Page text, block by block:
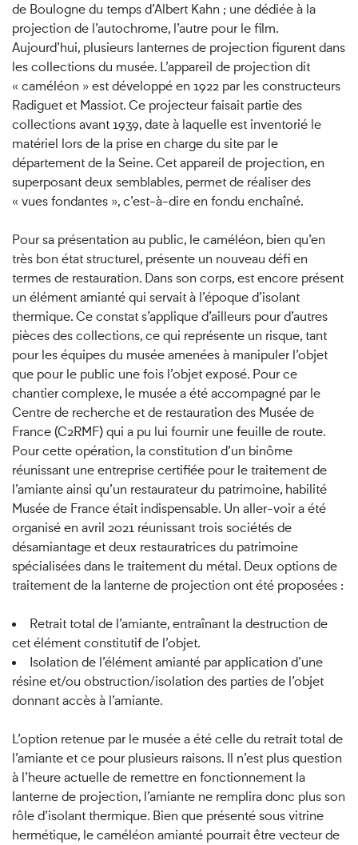
de Boulogne du temps d’Albert Kahn ; une dédiée à la
projection de l’autochrome, l’autre pour le film.
Aujourd’hui, plusieurs lanternes de projection figurent dans
les collections du musée. L’appareil de projection dit
« caméléon » est développé en 1922 par les constructeurs
Radiguet et Massiot. Ce projecteur faisait partie des
collections avant 1939, date à laquelle est inventorié le
matériel lors de la prise en charge du site par le
département de la Seine. Cet appareil de projection, en
superposant deux semblables, permet de réaliser des
« vues fondantes », c’est-à-dire en fondu enchaîné.
Pour sa présentation au public, le caméléon, bien qu’en
très bon état structurel, présente un nouveau défi en
termes de restauration. Dans son corps, est encore présent
un élément amianté qui servait à l’époque d’isolant
thermique. Ce constat s’applique d’ailleurs pour d’autres
pièces des collections, ce qui représente un risque, tant
pour les équipes du musée amenées à manipuler l’objet
que pour le public une fois l’objet exposé. Pour ce
chantier complexe, le musée a été accompagné par le
Centre de recherche et de restauration des Musée de
France (C2RMF) qui a pu lui fournir une feuille de route.
Pour cette opération, la constitution d’un binôme
réunissant une entreprise certifiée pour le traitement de
l’amiante ainsi qu’un restaurateur du patrimoine, habilité
Musée de France était indispensable. Un aller-voir a été
organisé en avril 2021 réunissant trois sociétés de
désamiantage et deux restauratrices du patrimoine
spécialisées dans le traitement du métal. Deux options de
traitement de la lanterne de projection ont été proposées :
Retrait total de l’amiante, entraînant la destruction de
cet élément constitutif de l’objet.
Isolation de l’élément amianté par application d’une
résine et/ou obstruction/isolation des parties de l’objet
donnant accès à l’amiante.
L’option retenue par le musée a été celle du retrait total de
l’amiante et ce pour plusieurs raisons. Il n’est plus question
à l’heure actuelle de remettre en fonctionnement la
lanterne de projection, l’amiante ne remplira donc plus son
rôle d’isolant thermique. Bien que présenté sous vitrine
hermétique, le caméléon amianté pourrait être vecteur de